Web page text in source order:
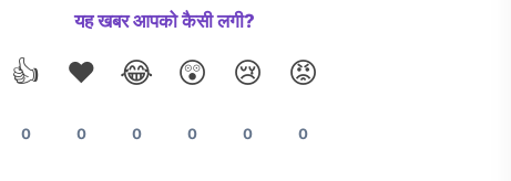
यह खबर आपको कैसी लगी?
👍
0
❤️
0
😂
0
😲
0
😢
0
😡
0